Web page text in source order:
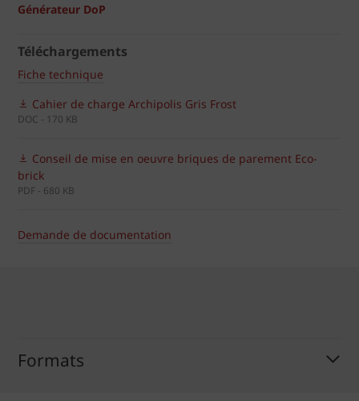
Générateur DoP
Téléchargements
Fiche technique
Cahier de charge Archipolis Gris Frost
DOC - 170 KB
Conseil de mise en oeuvre briques de parement Eco-
brick
PDF - 680 KB
Demande de documentation
Formats